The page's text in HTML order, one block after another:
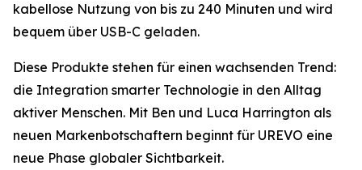
kabellose Nutzung von bis zu 240 Minuten und wird
bequem über USB-C geladen.
Diese Produkte stehen für einen wachsenden Trend:
die Integration smarter Technologie in den Alltag
aktiver Menschen. Mit Ben und Luca Harrington als
neuen Markenbotschaftern beginnt für UREVO eine
neue Phase globaler Sichtbarkeit.